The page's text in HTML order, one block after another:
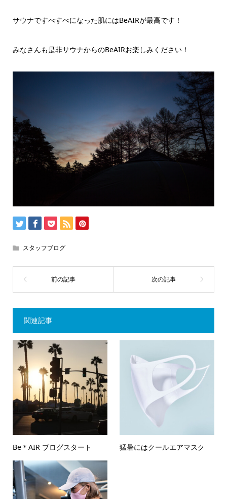
サウナですべすべになった肌にはBeAIRが最高です！
みなさんも是非サウナからのBeAIRお楽しみください！
スタッフブログ
関連記事
Be＊AIR ブログスタート 猛暑にはクールエアマスク